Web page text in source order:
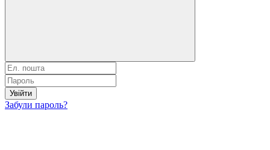
Увійти
Забули пароль?